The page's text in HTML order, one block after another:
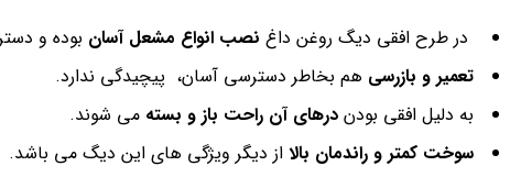
در طرح افقی دیگ روغن داغ نصب انواع مشعل آسان بوده و
تعمیر و بازرسی هم بخاطر دسترسی آسان، پیچیدگی ندارد.
به دلیل افقی بودن درهای آن راحت باز و بسته می شوند.
سوخت کمتر و راندمان بالا از دیگر ویژگی های این دیگ می باشد.